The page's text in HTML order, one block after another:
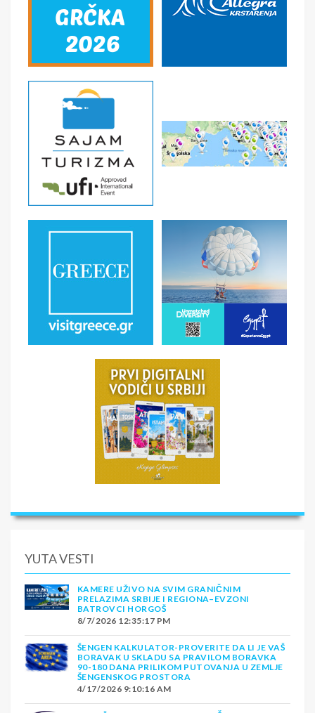
YUTA VESTI
KAMERE UŽIVO NA SVIM GRANIČNIM
PRELAZIMA SRBIJE I REGIONA–EVZONI
BATROVCI HORGOŠ
8/7/2026 12:35:17 PM
ŠENGEN KALKULATOR-PROVERITE DA LI JE VAŠ
BORAVAK U SKLADU SA PRAVILOM BORAVKA
90-180 DANA PRILIKOM PUTOVANJA U ZEMLJE
ŠENGENSKOG PROSTORA
4/17/2026 9:10:16 AM